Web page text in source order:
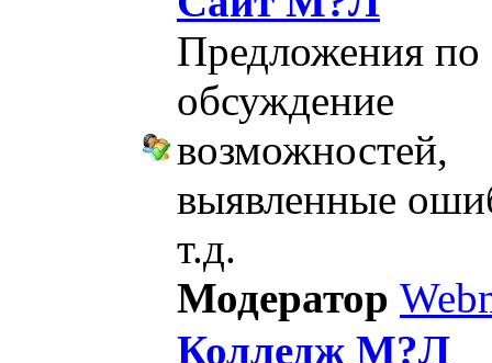
Предложения по
обсуждение
возможностей,
выявленные
т.д.
Модератор
Колледж М?Л